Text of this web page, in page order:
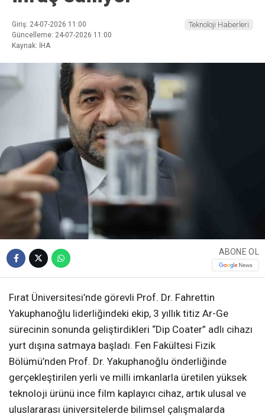
Giriş: 24-07-2026 11:00
Güncelleme: 24-07-2026 11:00
Kaynak: İHA
Teknoloji Haberleri
ABONE OL
Fırat Üniversitesi’nde görevli Prof. Dr. Fahrettin
Yakuphanoğlu liderliğindeki ekip, 3 yıllık titiz Ar-Ge
sürecinin sonunda geliştirdikleri “Dip Coater” adlı cihazı
yurt dışına satmaya başladı. Fen Fakültesi Fizik
Bölümü’nden Prof. Dr. Yakuphanoğlu önderliğinde
gerçekleştirilen yerli ve milli imkanlarla üretilen yüksek
teknoloji ürünü ince film kaplayıcı cihaz, artık ulusal ve
uluslararası üniversitelerde bilimsel çalışmalarda